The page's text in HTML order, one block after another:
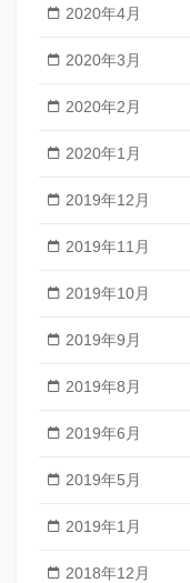
2020年4月
2020年3月
2020年2月
2020年1月
2019年12月
2019年11月
2019年10月
2019年9月
2019年8月
2019年6月
2019年5月
2019年1月
2018年12月